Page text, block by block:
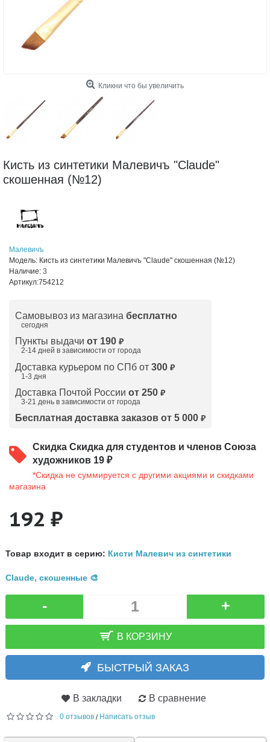
Кликни что бы увеличить
Кисть из синтетики Малевичъ "Claude"
скошенная (№12)
Малевичъ
Модель: Кисть из синтетики Малевичъ "Claude" скошенная (№12)
Наличие: 3
Артикул:754212
Самовывоз из магазина бесплатно
сегодня
Пункты выдачи от 190 ₽
2-14 дней в зависимости от города
Доставка курьером по СПб от 300 ₽
1-3 дня
Доставка Почтой России от 250 ₽
3-21 день в зависимости от города
Бесплатная доставка заказов от 5 000 ₽
Скидка Скидка для студентов и членов Союза
художников 19 ₽
*Скидка не суммируется с другими акциями и скидками
магазина
192 ₽
Товар входит в серию: Кисти Малевич из синтетики
Claude, скошенные 🎨
- +
В КОРЗИНУ
БЫСТРЫЙ ЗАКАЗ
В закладки В сравнение
0 отзывов / Написать отзыв